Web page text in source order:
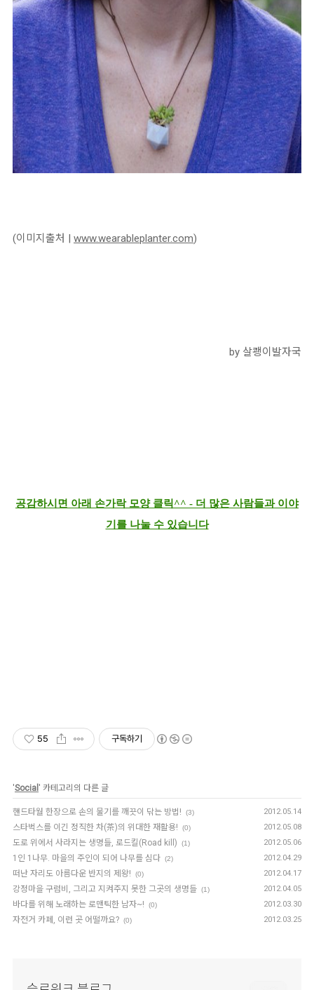
(이미지출처 | www.wearableplanter.com)
by 살쾡이발자국
공감하시면 아래 손가락 모양 클릭^^ - 더 많은 사람들과 이야
기를 나눌 수 있습니다
55 구독하기
'Social ' 카테고리의 다른 글
핸드타월 한장으로 손의 물기를 깨끗이 닦는 방법! (3) 2012.05.14
스타벅스를 이긴 정직한 차(茶)의 위대한 재활용! (0) 2012.05.08
도로 위에서 사라지는 생명들, 로드킬(Road kill) (1) 2012.05.06
1인 1나무. 마을의 주인이 되어 나무를 심다 (2) 2012.04.29
떠난 자리도 아름다운 반지의 제왕! (0) 2012.04.17
강정마을 구럼비, 그리고 지켜주지 못한 그곳의 생명들 (1) 2012.04.05
바다를 위해 노래하는 로맨틱한 남자~! (0) 2012.03.30
자전거 카페, 이런 곳 어떨까요? (0) 2012.03.25